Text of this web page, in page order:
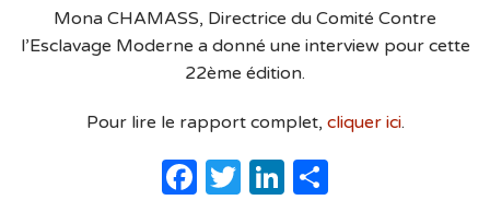
Mona CHAMASS, Directrice du Comité Contre
l’Esclavage Moderne a donné une interview pour cette
22ème édition.
Pour lire le rapport complet, cliquer ici.
Facebook
TwitterLinkedIn